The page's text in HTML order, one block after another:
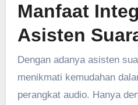
Manfaat
Asisten
Dengan adanya asisten
menikmati kemudahan
perangkat audio. Hanya